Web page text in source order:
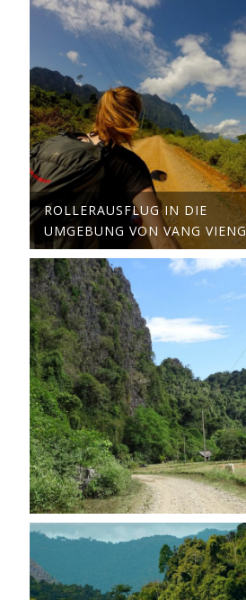
ROLLERAUSFLUG IN DIE
UMGEBUNG VON VANG VIENG